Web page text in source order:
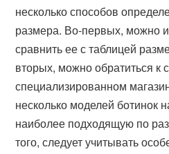
несколько способов
размера. Во-первых, можно
сравнить ее с таблицей
вторых, можно обратиться к
специализированном
несколько моделей ботинок
наиболее подходящую по
того, следует учитывать